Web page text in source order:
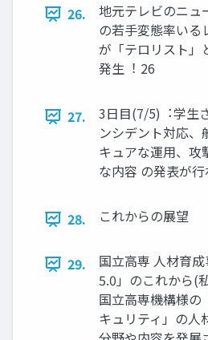
26.
地元テレビのニュ
の若⼿変態率いる
が「テロリスト」
発生︕ 26
27.
3日目(7/5)︓学生
ンシデント対応、
キュアな運用、攻
な内容 の発表が
28. これからの展望
29.
国⽴⾼専 人材育成
5.0」のこれから(
国⽴⾼専機構様
キュリティ」の人